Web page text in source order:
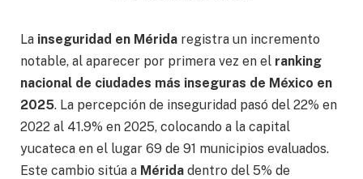
La inseguridad en Mérida registra un incremento
notable, al aparecer por primera vez en el ranking
nacional de ciudades más inseguras de México en
2025. La percepción de inseguridad pasó del 22% en
2022 al 41.9% en 2025, colocando a la capital
yucateca en el lugar 69 de 91 municipios evaluados.
Este cambio sitúa a Mérida dentro del 5% de